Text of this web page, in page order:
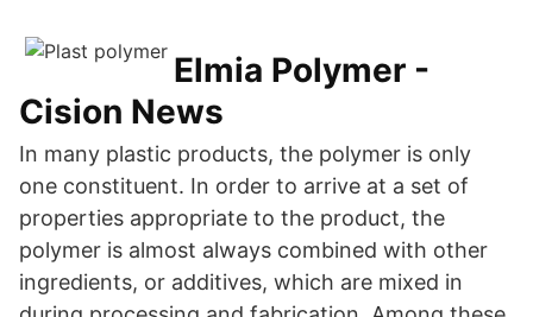
Elmia Polymer -
Cision News
In many plastic products, the polymer is only
one constituent. In order to arrive at a set of
properties appropriate to the product, the
polymer is almost always combined with other
ingredients, or additives, which are mixed in